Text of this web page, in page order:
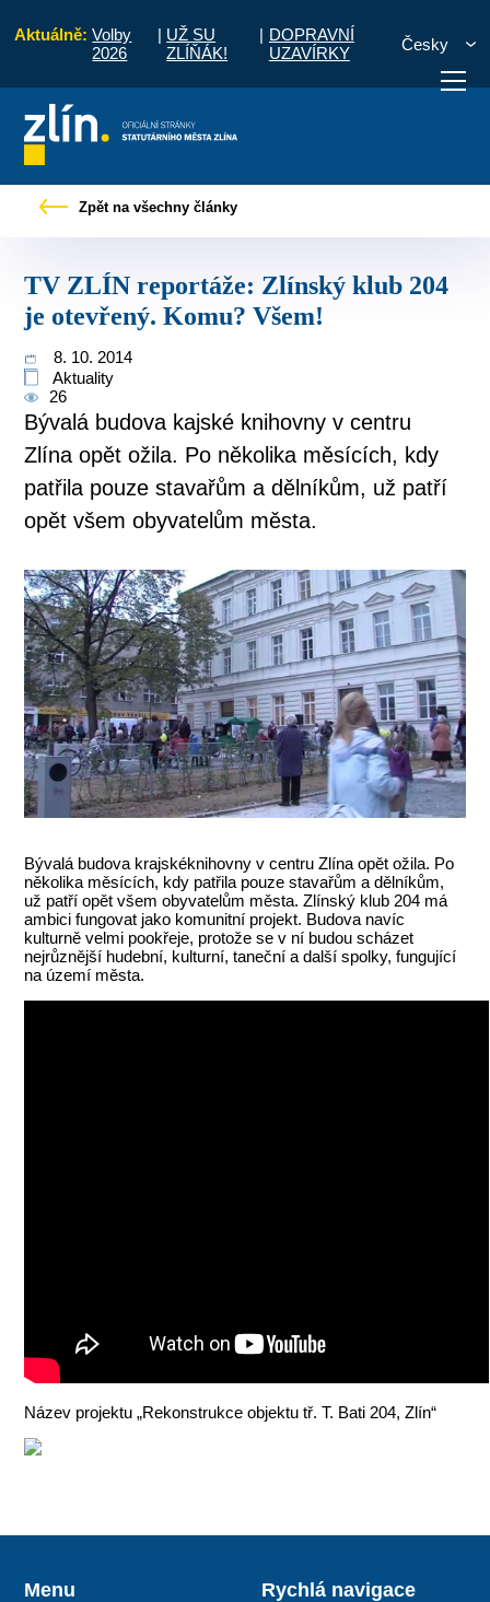
Aktuálně: Volby
2026
| UŽ SU
ZLÍŇÁK!
| DOPRAVNÍ
UZAVÍRKY
Česky
vyřídit Potřebuji zaplatit
Zpět na všechny články
TV ZLÍN reportáže: Zlínský klub 204
je otevřený. Komu? Všem!
8. 10. 2014
Aktuality
26
Bývalá budova kajské knihovny v centru
Zlína opět ožila. Po několika měsících, kdy
patřila pouze stavařům a dělníkům, už patří
opět všem obyvatelům města.
Bývalá budova krajskéknihovny v centru Zlína opět ožila. Po
několika měsících, kdy patřila pouze stavařům a dělníkům,
už patří opět všem obyvatelům města. Zlínský klub 204 má
ambici fungovat jako komunitní projekt. Budova navíc
kulturně velmi pookřeje, protože se v ní budou scházet
nejrůznější hudební, kulturní, taneční a další spolky, fungující
na území města.
Název projektu „Rekonstrukce objektu tř. T. Bati 204, Zlín“
Menu Rychlá navigace